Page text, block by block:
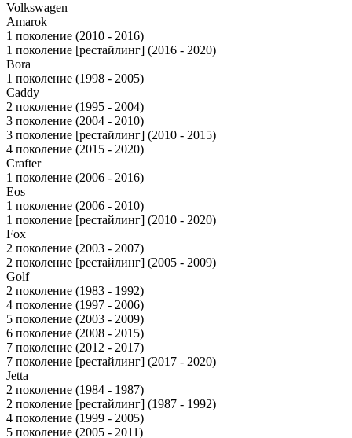
Volkswagen
Amarok
1 поколение (2010 - 2016)
1 поколение [рестайлинг] (2016 - 2020)
Bora
1 поколение (1998 - 2005)
Caddy
2 поколение (1995 - 2004)
3 поколение (2004 - 2010)
3 поколение [рестайлинг] (2010 - 2015)
4 поколение (2015 - 2020)
Crafter
1 поколение (2006 - 2016)
Eos
1 поколение (2006 - 2010)
1 поколение [рестайлинг] (2010 - 2020)
Fox
2 поколение (2003 - 2007)
2 поколение [рестайлинг] (2005 - 2009)
Golf
2 поколение (1983 - 1992)
4 поколение (1997 - 2006)
5 поколение (2003 - 2009)
6 поколение (2008 - 2015)
7 поколение (2012 - 2017)
7 поколение [рестайлинг] (2017 - 2020)
Jetta
2 поколение (1984 - 1987)
2 поколение [рестайлинг] (1987 - 1992)
4 поколение (1999 - 2005)
5 поколение (2005 - 2011)